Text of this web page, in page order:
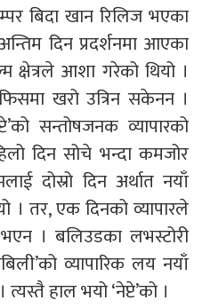
बिदा खान रिलिज भएका
दिन प्रदर्शनमा आएका
क्षेत्रले आशा गरेको थियो ।
खरो उत्रिन सकेनन ।
सन्तोषजनक व्यापारको
दिन सोचे भन्दा कमजोर
दोस्रो दिन अर्थात नयाँ
। तर, एक दिनको व्यापारले
। बलिउडका लभस्टोरी
व्यापारिक लय नयाँ
हाल भयो ‘नेप्टे’को ।